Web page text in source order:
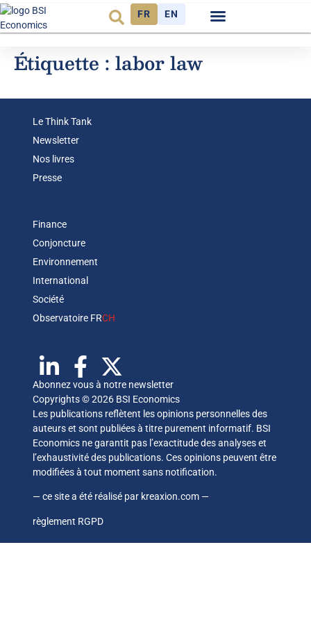
FR EN
Étiquette : labor law
Le Think Tank
Newsletter
Nos livres
Presse
Finance
Conjoncture
Environnement
International
Société
Observatoire FRCH
Abonnez vous à notre newsletter
Copyrights © 2026 BSI Economics
Les publications reflètent les opinions personnelles des
auteurs et sont publiées à titre purement informatif. BSI
Economics ne garantit pas l’exactitude des analyses et
l’exhaustivité des publications. Ces opinions peuvent être
modifiées à tout moment sans notification.
— ce site a été réalisé par kreaxion.com —
règlement RGPD